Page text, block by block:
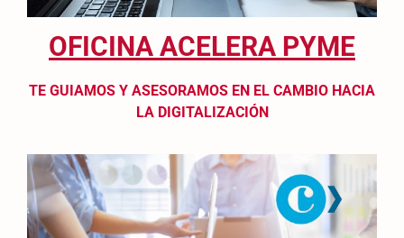
OFICINA ACELERA PYME
TE GUIAMOS Y ASESORAMOS EN EL CAMBIO HACIA
LA DIGITALIZACIÓN